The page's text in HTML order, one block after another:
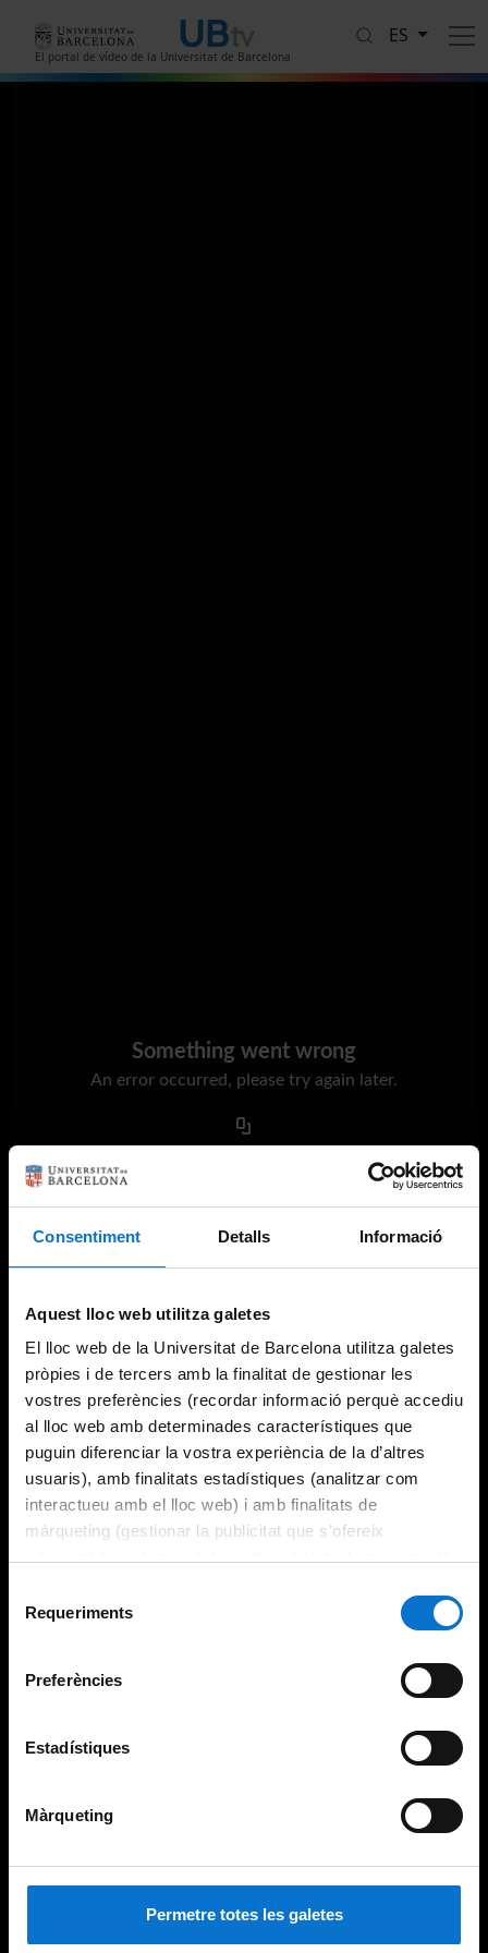
Consentiment Detalls Informació
Aquest lloc web utilitza galetes
El lloc web de la Universitat de Barcelona utilitza galetes
pròpies i de tercers amb la finalitat de gestionar les
vostres preferències (recordar informació perquè accediu
al lloc web amb determinades característiques que
puguin diferenciar la vostra experiència de la d’altres
usuaris), amb finalitats estadístiques (analitzar com
interactueu amb el lloc web) i amb finalitats de
màrqueting (gestionar la publicitat que s’ofereix
consultar laPolítica de galetes del lloc web de la
Requeriments
Preferències
Estadístiques
Màrqueting
Permetre totes les galetes
El portal de vídeo de la Universitat de Barcelona
ES
Something went wrong
An error occurred, please try again later.